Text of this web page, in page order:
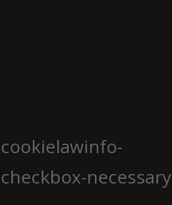
cookielawinfo-
checkbox-necessary